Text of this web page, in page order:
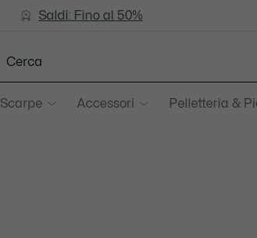
Saldi: Fino al 50%
Saldi: Fino al 50%
Scarpe Accessori Pelletteria &